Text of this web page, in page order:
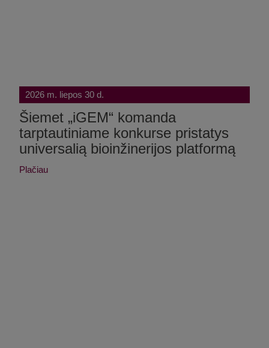
2026 m. liepos 30 d.
Šiemet „iGEM“ komanda
tarptautiniame konkurse pristatys
universalią bioinžinerijos platformą
Plačiau